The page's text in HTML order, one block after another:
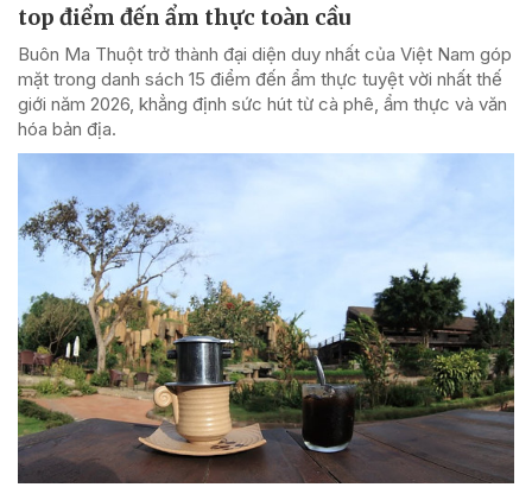
top điểm đến ẩm thực toàn cầu
Buôn Ma Thuột trở thành đại diện duy nhất của Việt Nam góp
mặt trong danh sách 15 điểm đến ẩm thực tuyệt vời nhất thế
giới năm 2026, khẳng định sức hút từ cà phê, ẩm thực và văn
hóa bản địa.